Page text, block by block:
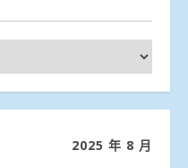
2025 年 8 月